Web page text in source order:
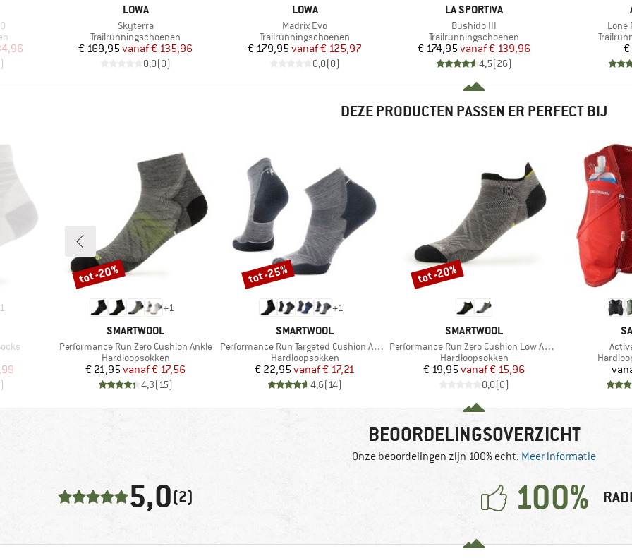
prijs
)
MERK
LOWA
Artikel
Skyterra
Productgroep
Trailrunningschoenen
Prijs
€ 169,95 Verlaagde prijs
vanaf€ 135,96
0,0(0)
MERK
LOWA
Artikel
Madrix Evo
Productgroep
Trailrunningschoenen
Prijs
€ 179,95 Verlaagde prijs
vanaf€ 125,97
0,0(0)
MERK
LA SPORTIVA
Artikel
Bushido III
Productgroep
Trailrunningschoenen
Prijs
€ 174,95 Verlaagde prijs
vanaf€ 139,96
4,5(26)
Artikel
Lone
€
DEZE PRODUCTEN PASSEN ER PERFECT BIJ
1
prijs
)
+1
MERK
SMARTWOOL
Artikel
Performance Run Zero Cushion Ankle
Productgroep
Hardloopsokken
Prijs
€ 21,95 Verlaagde prijs
vanaf€ 17,56
4,3(15)
Korting
tot -20%
+1
MERK
SMARTWOOL
Artikel
Performance Run Targeted Cushion Ankle
Productgroep
Hardloopsokken
Prijs
€ 22,95 Verlaagde prijs
vanaf€ 17,21
4,6(14)
Korting
tot -25%
MERK
SMARTWOOL
Artikel
Performance Run Zero Cushion Low Ankle
Productgroep
Hardloopsokken
Prijs
€ 19,95 Verlaagde prijs
vanaf€ 15,96
0,0(0)
Korting
tot -20%
BEOORDELINGSOVERZICHT
Onze beoordelingen zijn 100% echt. Meer informatie
5,0(2) 100%